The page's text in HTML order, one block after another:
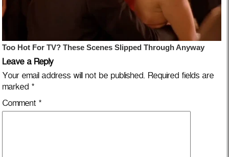
Leave a Reply
Your email address will not be published. Required fields are
marked *
Comment *